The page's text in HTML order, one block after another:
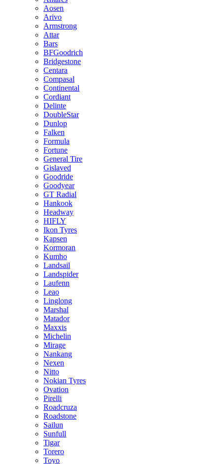
Aosen
Arivo
Armstrong
Attar
Bars
BFGoodrich
Bridgestone
Centara
Compasal
Continental
Cordiant
Delinte
DoubleStar
Dunlop
Falken
Formula
Fortune
General Tire
Gislaved
Goodride
Goodyear
GT Radial
Hankook
Headway
HIFLY
Ikon Tyres
Kapsen
Kormoran
Kumho
Landsail
Landspider
Laufenn
Leao
Linglong
Marshal
Matador
Maxxis
Michelin
Mirage
Nankang
Nexen
Nitto
Nokian Tyres
Ovation
Pirelli
Roadcruza
Roadstone
Sailun
Sunfull
Tigar
Torero
Toyo